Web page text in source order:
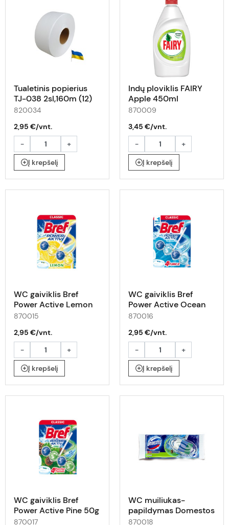
Tualetinis popierius
TJ-038 2sl,160m (12)
820034
2,95 €/vnt.
-
+
Į krepšelį
Indų ploviklis FAIRY
Apple 450ml
870009
3,45 €/vnt.
-
+
Į krepšelį
WC gaiviklis Bref
Power Active Lemon
50g
870015
2,95 €/vnt.
-
+
Į krepšelį
WC gaiviklis Bref
Power Active Ocean
50g
870016
2,95 €/vnt.
-
+
Į krepšelį
WC gaiviklis Bref
Power Active Pine 50g
870017
WC muiliukas-
papildymas Domestos
3in1 Power Pine 40g
870018